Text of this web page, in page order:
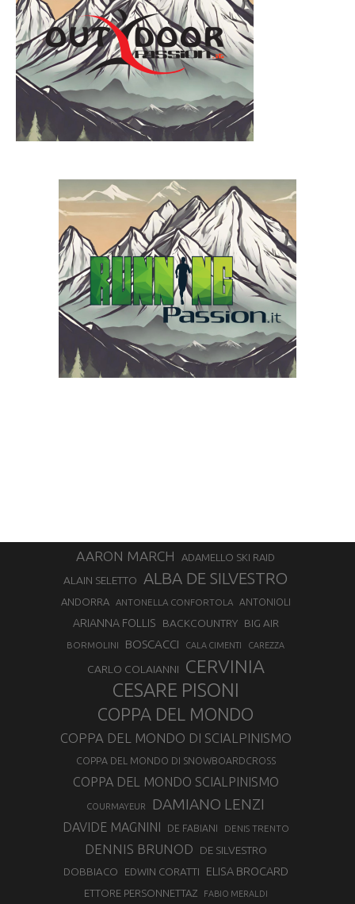
AARON MARCH ADAMELLO SKI RAID
ALAIN SELETTO ALBA DE SILVESTRO
ANDORRA ANTONELLA CONFORTOLA ANTONIOLI
ARIANNA FOLLIS BACKCOUNTRY BIG AIR
BORMOLINI BOSCACCI CALA CIMENTI CAREZZA
CARLO COLAIANNI CERVINIA
CESARE PISONI
COPPA DEL MONDO
COPPA DEL MONDO DI SCIALPINISMO
COPPA DEL MONDO DI SNOWBOARDCROSS
COPPA DEL MONDO SCIALPINISMO
COURMAYEUR DAMIANO LENZI
DAVIDE MAGNINI DE FABIANI DENIS TRENTO
DENNIS BRUNOD DE SILVESTRO
DOBBIACO EDWIN CORATTI ELISA BROCARD
ETTORE PERSONNETTAZ FABIO MERALDI